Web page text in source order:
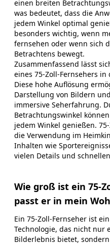
einen breiten
was bedeutet, dass die
jedem Winkel optimal
besonders wichtig, wenn
fernsehen oder wenn sich
Betrachtens bewegt.
Zusammenfassend lässt
eines 75-Zoll-Fernsehers
Diese hohe Auflösung
Darstellung von Bildern
immersive Seherfahrung.
Betrachtungswinkel
jedem Winkel genießen.
die Verwendung im
Inhalten wie
vielen Details und
Wie groß ist ein 75-
passt er in mein
Ein 75-Zoll-Fernseher ist
Technologie, das nicht nur
Bilderlebnis bietet,